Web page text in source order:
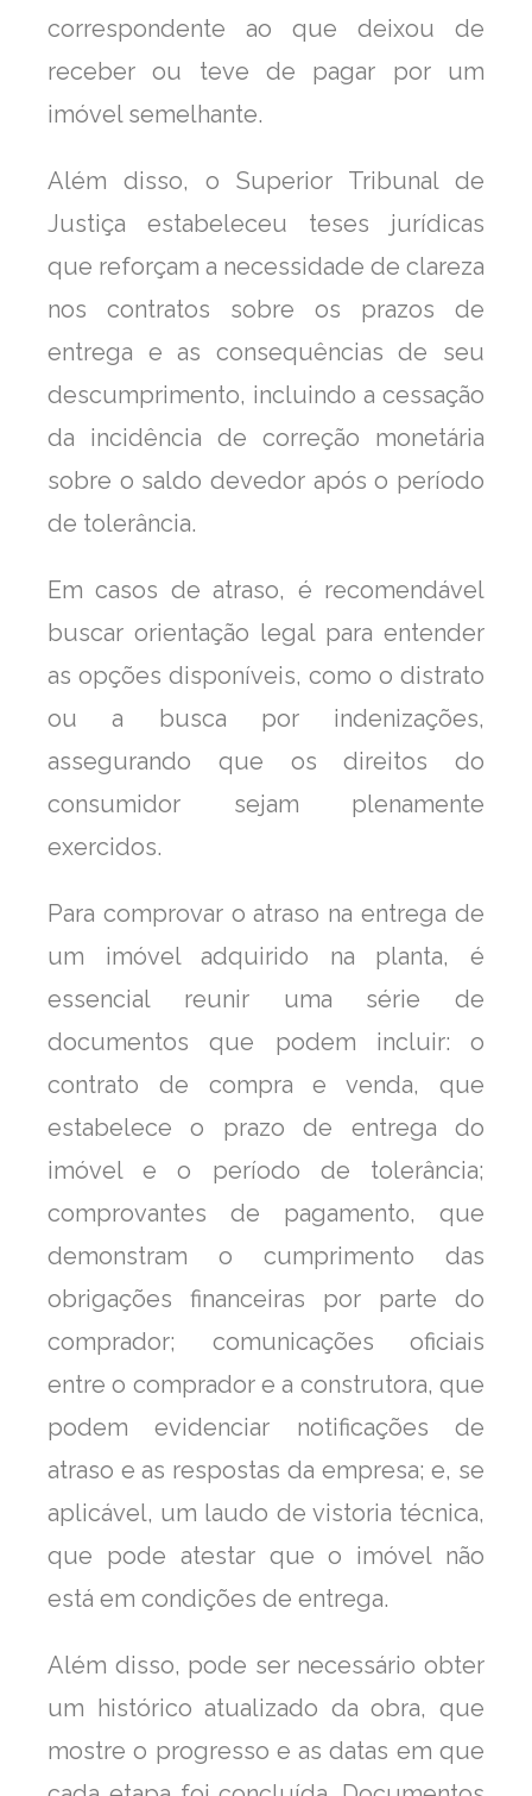
correspondente ao que deixou de
receber ou teve de pagar por um
imóvel semelhante.
Além disso, o Superior Tribunal de
Justiça estabeleceu teses jurídicas
que reforçam a necessidade de clareza
nos contratos sobre os prazos de
entrega e as consequências de seu
descumprimento, incluindo a cessação
da incidência de correção monetária
sobre o saldo devedor após o período
de tolerância.
Em casos de atraso, é recomendável
buscar orientação legal para entender
as opções disponíveis, como o distrato
ou a busca por indenizações,
assegurando que os direitos do
consumidor sejam plenamente
exercidos.
Para comprovar o atraso na entrega de
um imóvel adquirido na planta, é
essencial reunir uma série de
documentos que podem incluir: o
contrato de compra e venda, que
estabelece o prazo de entrega do
imóvel e o período de tolerância;
comprovantes de pagamento, que
demonstram o cumprimento das
obrigações financeiras por parte do
comprador; comunicações oficiais
entre o comprador e a construtora, que
podem evidenciar notificações de
atraso e as respostas da empresa; e, se
aplicável, um laudo de vistoria técnica,
que pode atestar que o imóvel não
está em condições de entrega.
Além disso, pode ser necessário obter
um histórico atualizado da obra, que
mostre o progresso e as datas em que